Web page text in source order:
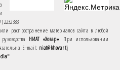
2232383
распространение материалов сайта в любой
НИАТ «Ховар». При использовании
E-mail: niat@khovar.tj